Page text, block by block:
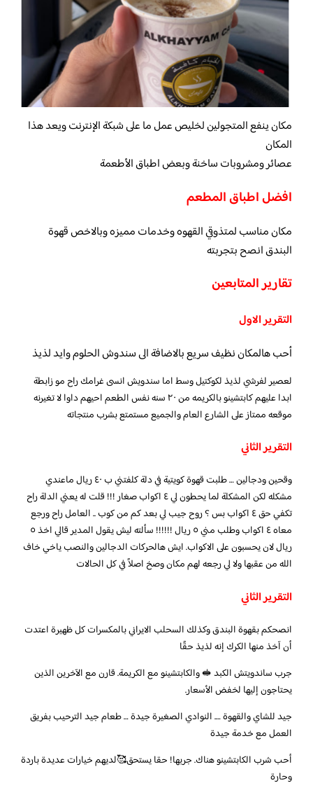
مكان ينفع المتجولين لخليص عمل ما على شبكة الإنترنت ويعد هذا
المكان
عصائر ومشروبات ساخنة وبعض اطباق الأطعمة
افضل اطباق المطعم
مكان مناسب لمتذوقي القهوه وخدمات مميزه وبالاخص قهوة
البندق انصح بتجربته
تقارير المتابعين
التقرير الاول
أحب هالمكان نظيف سريع بالاضافة الى سندوش الحلوم وايد لذيذ
لعصير لفرشي لذيذ لكوكتيل وسط اما سندويش انسى غرامك راح مو زابطة
ابدا عليهم كابتشينو بالكريمه من ٢٠ سنه نفس الطعم احيهم داوا لا تغيرنه
موقعه ممتاز على الشارع العام والجميع مستمتع بشرب منتجاته
التقرير الثاني
وقحين ودجالين … طلبت قهوة كويتية في دلة كلفتني ب ٤٠ ريال ماعندي
مشكله لكن المشكلة لما يحطون لي ٤ اكواب صغار !!! قلت له يعني الدلة راح
تكفي حق ٤ اكواب بس ؟ روح جيب لي بعد كم من كوب .. العامل راح ورجع
معاه ٤ اكواب وطلب مني ٥ ريال !!!!!! سألته ليش يقول المدير قالي اخذ ٥
ريال لان يحسبون على الاكواب. ايش هالحركات الدجالين والنصب ياخي خاف
الله من عقبها ولا لي رجعه لهم مكان وصخ اصلاً في كل الحالات
التقرير الثاني
انصحكم بقهوة البندق وكذلك السحلب الايراني بالمكسرات كل ظهيرة اعتدت
أن آخذ منها الكرك إنه لذيذ حقًا
جرب ساندويتش الكبد 🥪 والكابتشينو مع الكريمة. قارن مع الآخرين الذين
يحتاجون إليها لخفض الأسعار.
جيد للشاي والقهوة …. النوادي الصغيرة جيدة … طعام جيد الترحيب بفريق
العمل مع خدمة جيدة
أحب شرب الكابتشينو هناك. جربها! حقا يستحق🥰لديهم خيارات عديدة باردة
وحارة